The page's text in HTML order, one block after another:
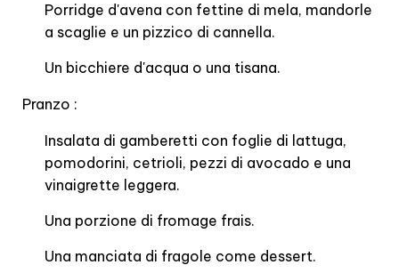
Porridge d'avena con fettine di mela, mandorle
a scaglie e un pizzico di cannella.
Un bicchiere d'acqua o una tisana.
Pranzo :
Insalata di gamberetti con foglie di lattuga,
pomodorini, cetrioli, pezzi di avocado e una
vinaigrette leggera.
Una porzione di fromage frais.
Una manciata di fragole come dessert.